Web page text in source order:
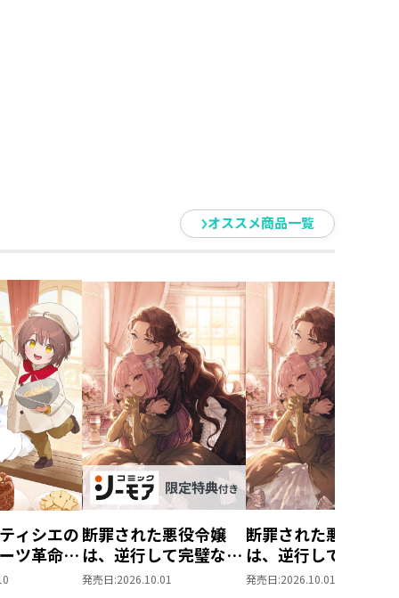
オススメ商品一覧
ィシエの
ツ革命～
ふと愉快
断罪された悪役令嬢
は、逆行して完璧な悪
女を目指す11【シー
発売日:2026.10.01
断罪された悪役令嬢
は、逆行して完璧な
女を目指す11
発売日:2026.10.01